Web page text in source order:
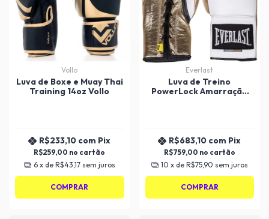
Vollo
Luva de Boxe e Muay Thai
Training 14oz Vollo
R$259,00
R$233,10 com Pix
6 x de R$43,17 sem juros
COMPRAR
Everlast
Luva de Treino
PowerLock Amarração
R$759,00
R$683,10 com Pix
10 x de R$75,90 sem juros
COMPRAR